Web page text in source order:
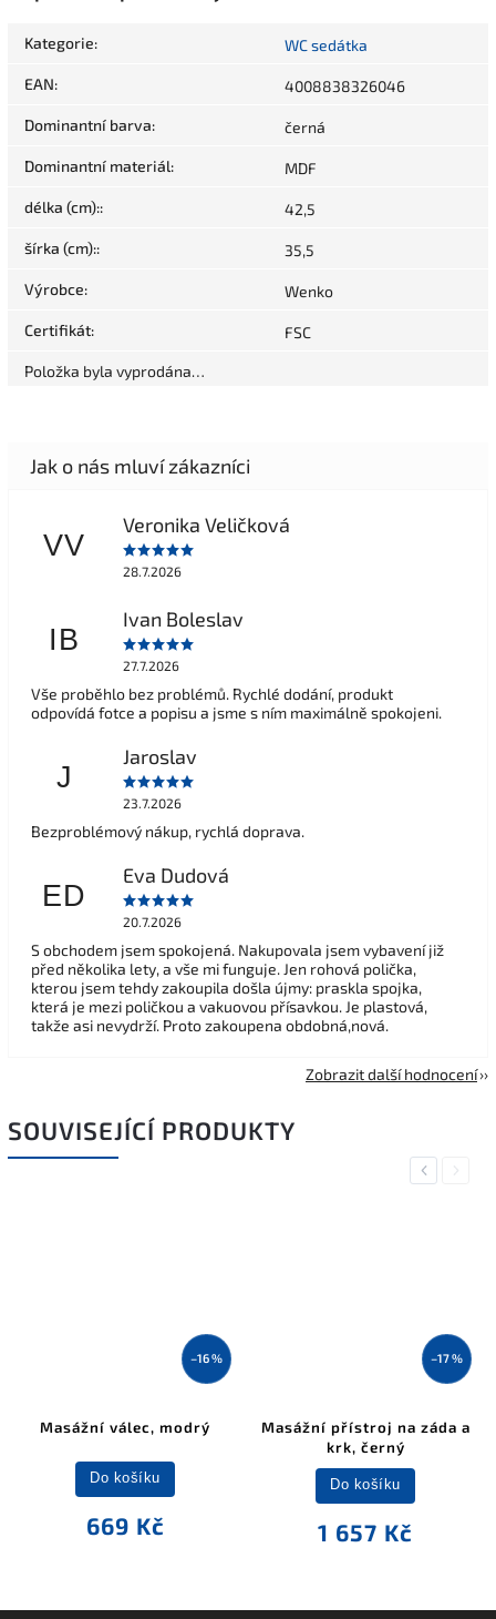
Kategorie: WC sedátka
EAN: 4008838326046
Dominantní barva: černá
Dominantní materiál: MDF
délka (cm):: 42,5
šírka (cm):: 35,5
Výrobce: Wenko
Certifikát: FSC
Položka byla vyprodána…
VV
Veronika Veličková
28.7.2026
IB
Ivan Boleslav
27.7.2026
Vše proběhlo bez problémů. Rychlé dodání, produkt
odpovídá fotce a popisu a jsme s ním maximálně spokojeni.
J
Jaroslav
23.7.2026
Bezproblémový nákup, rychlá doprava.
ED
Eva Dudová
20.7.2026
S obchodem jsem spokojená. Nakupovala jsem vybavení již
před několika lety, a vše mi funguje. Jen rohová polička,
kterou jsem tehdy zakoupila došla újmy: praskla spojka,
která je mezi poličkou a vakuovou přísavkou. Je plastová,
takže asi nevydrží. Proto zakoupena obdobná,nová.
Zobrazit další hodnocení
SOUVISEJÍCÍ PRODUKTY
Previous
–16 %
Masážní válec, modrý
669 Kč
Do košíku
–17 %
Masážní přístroj na záda a
krk, černý
1 657 Kč
Do košíku
Next